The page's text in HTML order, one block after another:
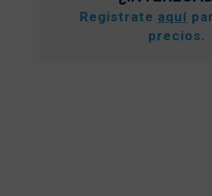
Registrate aquí
precios.